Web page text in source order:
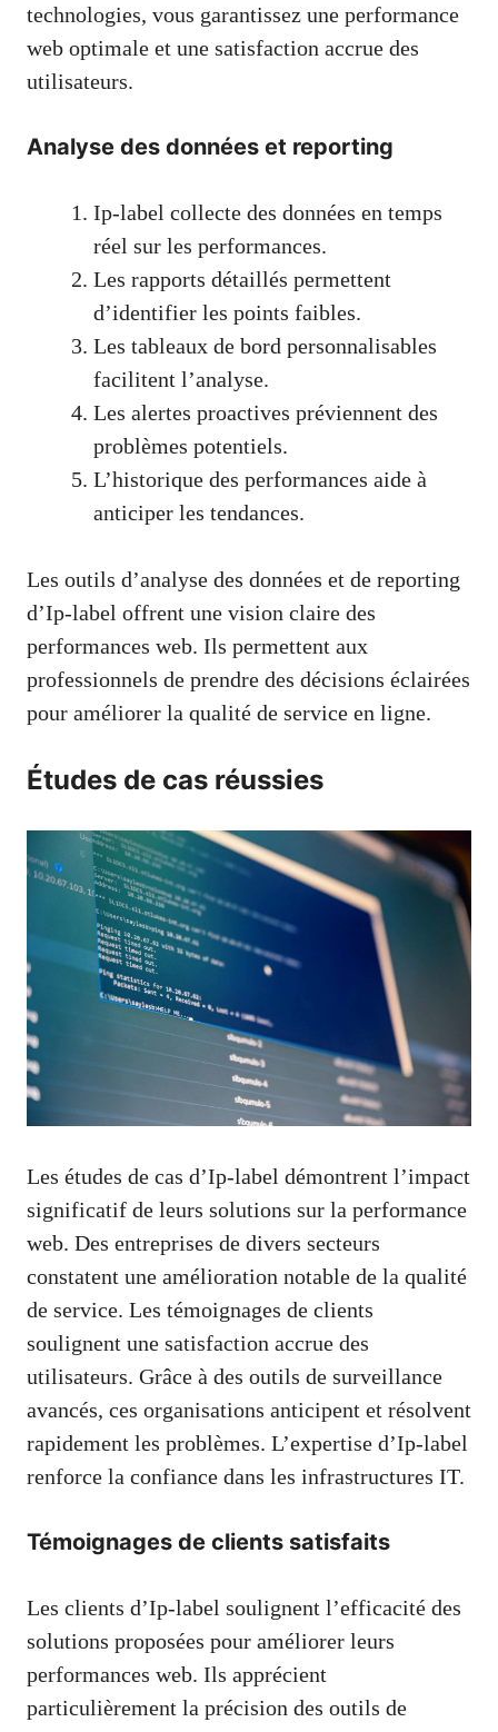
technologies, vous garantissez une performance
web optimale et une satisfaction accrue des
utilisateurs.
Analyse des données et reporting
Ip-label collecte des données en temps
réel sur les performances.
Les rapports détaillés permettent
d’identifier les points faibles.
Les tableaux de bord personnalisables
facilitent l’analyse.
Les alertes proactives préviennent des
problèmes potentiels.
L’historique des performances aide à
anticiper les tendances.
Les outils d’analyse des données et de reporting
d’Ip-label offrent une vision claire des
performances web. Ils permettent aux
professionnels de prendre des décisions éclairées
pour améliorer la qualité de service en ligne.
Études de cas réussies
Les études de cas d’Ip-label démontrent l’impact
significatif de leurs solutions sur la performance
web. Des entreprises de divers secteurs
constatent une amélioration notable de la qualité
de service. Les témoignages de clients
soulignent une satisfaction accrue des
utilisateurs. Grâce à des outils de surveillance
avancés, ces organisations anticipent et résolvent
rapidement les problèmes. L’expertise d’Ip-label
renforce la confiance dans les infrastructures IT.
Témoignages de clients satisfaits
Les clients d’Ip-label soulignent l’efficacité des
solutions proposées pour améliorer leurs
performances web. Ils apprécient
particulièrement la précision des outils de